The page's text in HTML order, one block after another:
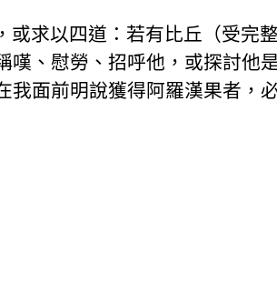
求以四道：若有比丘（受完
、慰勞、招呼他，或探討他
面前明說獲得阿羅漢果者，